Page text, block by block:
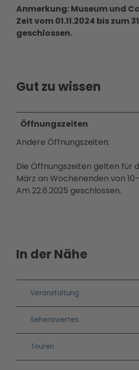
Anmerkung: Museum und
Zeit vom 01.11.2024 bis zum
geschlossen.
Gut zu wissen
Öffnungszeiten
Andere Öffnungszeiten:
Die Öffnungszeiten gelten für
März an Wochenenden von
Am 22.6.2025 geschlossen.
In der Nähe
Veranstaltung
Sehenswertes
Touren